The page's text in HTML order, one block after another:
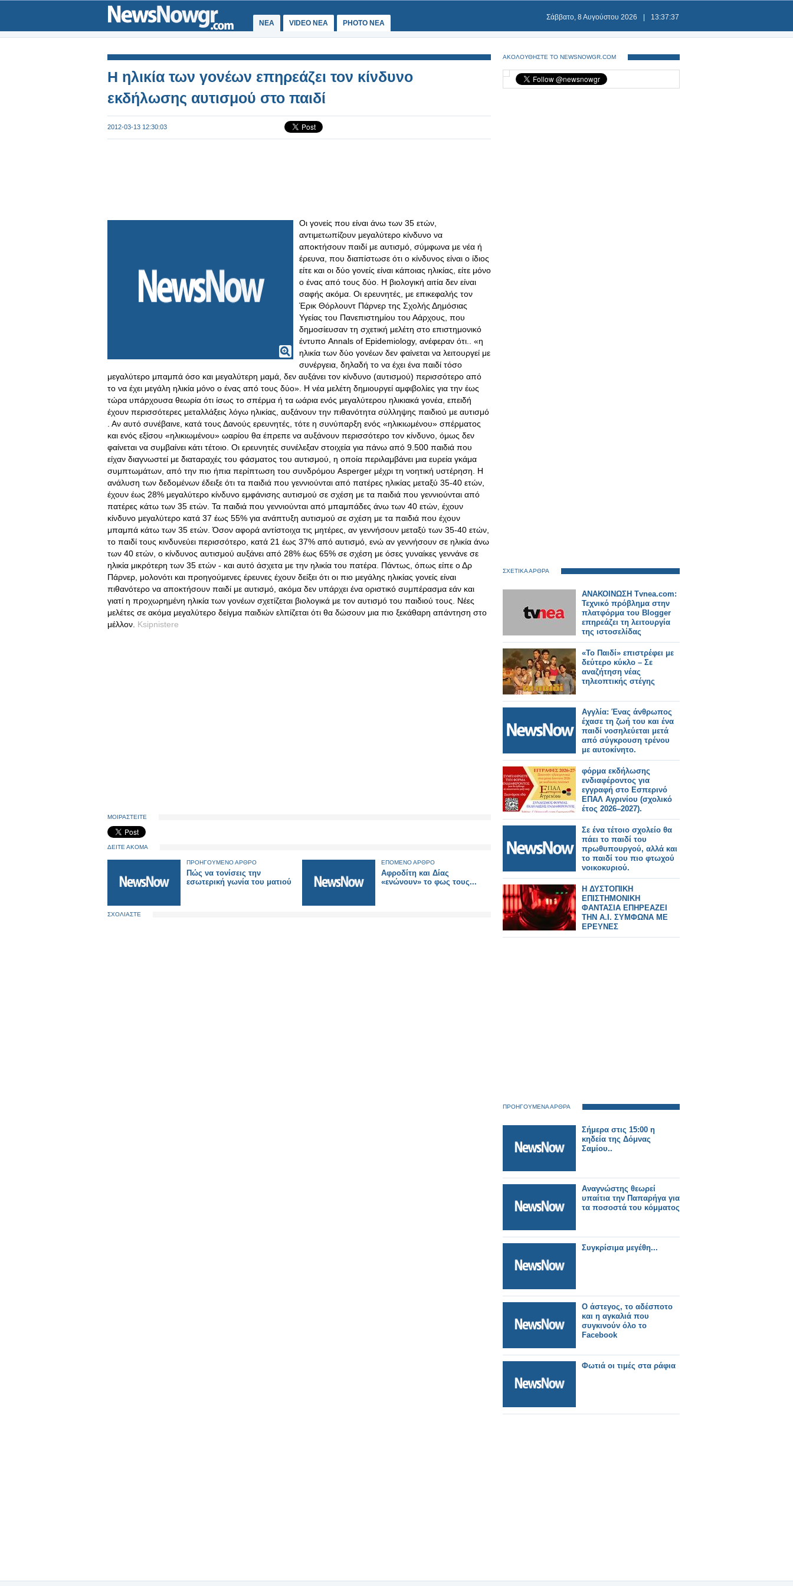
ΝΕΑ VIDEO NEA PHOTO NEA
Σάββατο, 8 Αυγούστου 2026 13:37:37
Η ηλικία των γονέων επηρεάζει τον κίνδυνο
εκδήλωσης αυτισμού στο παιδί
2012-03-13 12:30:03
Οι γονείς που είναι άνω των 35 ετών,
αντιμετωπίζουν μεγαλύτερο κίνδυνο να
αποκτήσουν παιδί με αυτισμό, σύμφωνα με νέα ή
έρευνα, που διαπίστωσε ότι ο κίνδυνος είναι ο ίδιος
είτε και οι δύο γονείς είναι κάποιας ηλικίας, είτε μόνο
ο ένας από τους δύο. Η βιολογική αιτία δεν είναι
σαφής ακόμα. Οι ερευνητές, με επικεφαλής τον
Έρικ Θόρλουντ Πάρνερ της Σχολής Δημόσιας
Υγείας του Πανεπιστημίου του Αάρχους, που
δημοσίευσαν τη σχετική μελέτη στο επιστημονικό
έντυπο Annals of Epidemiology, ανέφεραν ότι.. «η
ηλικία των δύο γονέων δεν φαίνεται να λειτουργεί με
συνέργεια, δηλαδή το να έχει ένα παιδί τόσο
μεγαλύτερο μπαμπά όσο και μεγαλύτερη μαμά, δεν αυξάνει τον κίνδυνο (αυτισμού) περισσότερο από
το να έχει μεγάλη ηλικία μόνο ο ένας από τους δύο». Η νέα μελέτη δημιουργεί αμφιβολίες για την έως
τώρα υπάρχουσα θεωρία ότι ίσως το σπέρμα ή τα ωάρια ενός μεγαλύτερου ηλικιακά γονέα, επειδή
έχουν περισσότερες μεταλλάξεις λόγω ηλικίας, αυξάνουν την πιθανότητα σύλληψης παιδιού με αυτισμό
. Αν αυτό συνέβαινε, κατά τους Δανούς ερευνητές, τότε η συνύπαρξη ενός «ηλικιωμένου» σπέρματος
και ενός εξίσου «ηλικιωμένου» ωαρίου θα έπρεπε να αυξάνουν περισσότερο τον κίνδυνο, όμως δεν
φαίνεται να συμβαίνει κάτι τέτοιο. Οι ερευνητές συνέλεξαν στοιχεία για πάνω από 9.500 παιδιά που
είχαν διαγνωστεί με διαταραχές του φάσματος του αυτισμού, η οποία περιλαμβάνει μια ευρεία γκάμα
συμπτωμάτων, από την πιο ήπια περίπτωση του συνδρόμου Asperger μέχρι τη νοητική υστέρηση. Η
ανάλυση των δεδομένων έδειξε ότι τα παιδιά που γεννιούνται από πατέρες ηλικίας μεταξύ 35-40 ετών,
έχουν έως 28% μεγαλύτερο κίνδυνο εμφάνισης αυτισμού σε σχέση με τα παιδιά που γεννιούνται από
πατέρες κάτω των 35 ετών. Τα παιδιά που γεννιούνται από μπαμπάδες άνω των 40 ετών, έχουν
κίνδυνο μεγαλύτερο κατά 37 έως 55% για ανάπτυξη αυτισμού σε σχέση με τα παιδιά που έχουν
μπαμπά κάτω των 35 ετών. Όσον αφορά αντίστοιχα τις μητέρες, αν γεννήσουν μεταξύ των 35-40 ετών,
το παιδί τους κινδυνεύει περισσότερο, κατά 21 έως 37% από αυτισμό, ενώ αν γεννήσουν σε ηλικία άνω
των 40 ετών, ο κίνδυνος αυτισμού αυξάνει από 28% έως 65% σε σχέση με όσες γυναίκες γεννάνε σε
ηλικία μικρότερη των 35 ετών - και αυτό άσχετα με την ηλικία του πατέρα. Πάντως, όπως είπε ο Δρ
Πάρνερ, μολονότι και προηγούμενες έρευνες έχουν δείξει ότι οι πιο μεγάλης ηλικίας γονείς είναι
πιθανότερο να αποκτήσουν παιδί με αυτισμό, ακόμα δεν υπάρχει ένα οριστικό συμπέρασμα εάν και
γιατί η προχωρημένη ηλικία των γονέων σχετίζεται βιολογικά με τον αυτισμό του παιδιού τους. Νέες
μελέτες σε ακόμα μεγαλύτερο δείγμα παιδιών ελπίζεται ότι θα δώσουν μια πιο ξεκάθαρη απάντηση στο
μέλλον. Ksipnistere
ΜΟΙΡΑΣΤΕΙΤΕ
ΔΕΙΤΕ ΑΚΟΜΑ
ΠΡΟΗΓΟΥΜΕΝΟ ΑΡΘΡΟ
Πώς να τονίσεις την
εσωτερική γωνία του ματιού
ΕΠΟΜΕΝΟ ΑΡΘΡΟ
Αφροδίτη και Δίας
«ενώνουν» το φως τους...
ΣΧΟΛΙΑΣΤΕ
ΑΚΟΛΟΥΘΗΣΤΕ ΤΟ NEWSNOWGR.COM
ΣΧΕΤΙΚΑ ΑΡΘΡΑ
ΑΝΑΚΟΙΝΩΣΗ Tvnea.com:
Τεχνικό πρόβλημα στην
πλατφόρμα του Blogger
επηρεάζει τη λειτουργία
της ιστοσελίδας
«Το Παιδί» επιστρέφει με
δεύτερο κύκλο – Σε
αναζήτηση νέας
τηλεοπτικής στέγης
Αγγλία: Ένας άνθρωπος
έχασε τη ζωή του και ένα
παιδί νοσηλεύεται μετά
από σύγκρουση τρένου
με αυτοκίνητο.
φόρμα εκδήλωσης
ενδιαφέροντος για
εγγραφή στο Εσπερινό
ΕΠΑΛ Αγρινίου (σχολικό
έτος 2026–2027).
Σε ένα τέτοιο σχολείο θα
πάει το παιδί του
πρωθυπουργού, αλλά και
το παιδί του πιο φτωχού
νοικοκυριού.
Η ΔΥΣΤΟΠΙΚΗ
ΕΠΙΣΤΗΜΟΝΙΚΗ
ΦΑΝΤΑΣΙΑ ΕΠΗΡΕΑΖΕΙ
ΤΗΝ Α.Ι. ΣΥΜΦΩΝΑ ΜΕ
ΕΡΕΥΝΕΣ
ΠΡΟΗΓΟΥΜΕΝΑ ΑΡΘΡΑ
Σήμερα στις 15:00 η
κηδεία της Δόμνας
Σαμίου..
Αναγνώστης θεωρεί
υπαίτια την Παπαρήγα για
τα ποσοστά του κόμματος
Συγκρίσιμα μεγέθη...
Ο άστεγος, το αδέσποτο
και η αγκαλιά που
συγκινούν όλο το
Facebook
Φωτιά οι τιμές στα ράφια